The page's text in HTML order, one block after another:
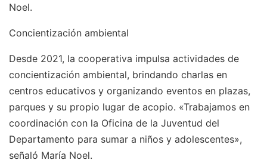
Noel.
Concientización ambiental
Desde 2021, la cooperativa impulsa actividades de
concientización ambiental, brindando charlas en
centros educativos y organizando eventos en plazas,
parques y su propio lugar de acopio. «Trabajamos en
coordinación con la Oficina de la Juventud del
Departamento para sumar a niños y adolescentes»,
señaló María Noel.